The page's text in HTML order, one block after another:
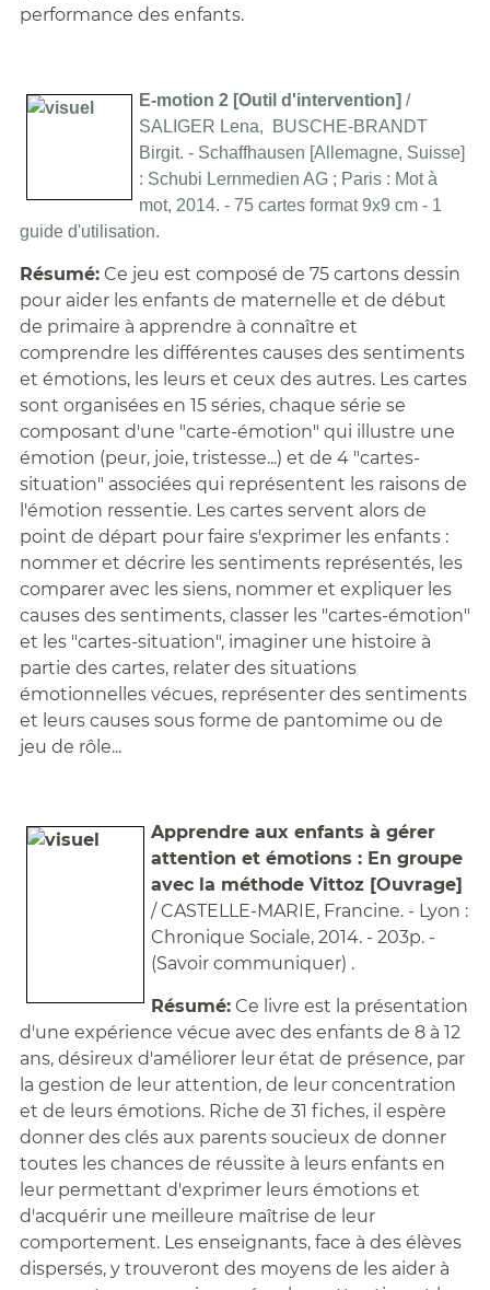
performance des enfants.
E-motion 2 [Outil d'intervention] /
SALIGER Lena, BUSCHE-BRANDT
Birgit. - Schaffhausen [Allemagne, Suisse]
: Schubi Lernmedien AG ; Paris : Mot à
mot, 2014. - 75 cartes format 9x9 cm - 1
guide d'utilisation.
Résumé:Ce jeu est composé de 75 cartons dessin
pour aider les enfants de maternelle et de début
de primaire à apprendre à connaître et
comprendre les différentes causes des sentiments
et émotions, les leurs et ceux des autres. Les cartes
sont organisées en 15 séries, chaque série se
composant d'une "carte-émotion" qui illustre une
émotion (peur, joie, tristesse...) et de 4 "cartes-
situation" associées qui représentent les raisons de
l'émotion ressentie. Les cartes servent alors de
point de départ pour faire s'exprimer les enfants :
nommer et décrire les sentiments représentés, les
comparer avec les siens, nommer et expliquer les
causes des sentiments, classer les "cartes-émotion"
et les "cartes-situation", imaginer une histoire à
partie des cartes, relater des situations
émotionnelles vécues, représenter des sentiments
et leurs causes sous forme de pantomime ou de
jeu de rôle...
Apprendre aux enfants à gérer
attention et émotions : En groupe
avec la méthode Vittoz [Ouvrage]
/ CASTELLE-MARIE, Francine. - Lyon :
Chronique Sociale, 2014. - 203p. -
(Savoir communiquer) .
Résumé:Ce livre est la présentation
d'une expérience vécue avec des enfants de 8 à 12
ans, désireux d'améliorer leur état de présence, par
la gestion de leur attention, de leur concentration
et de leurs émotions. Riche de 31 fiches, il espère
donner des clés aux parents soucieux de donner
toutes les chances de réussite à leurs enfants en
leur permettant d'exprimer leurs émotions et
d'acquérir une meilleure maîtrise de leur
comportement. Les enseignants, face à des élèves
dispersés, y trouveront des moyens de les aider à